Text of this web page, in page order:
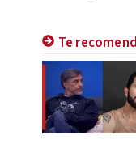
Te